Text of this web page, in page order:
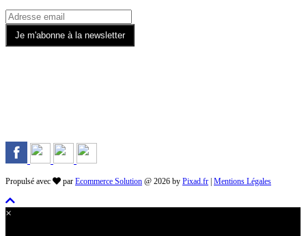
Propulsé avec par Ecommerce Solution @ 2026 by Pixad.fr Mentions Légales
×